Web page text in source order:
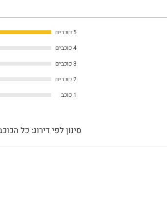
5 כוכבים
4 כוכבים
3 כוכבים
2 כוכבים
1 כוכב
סינון לפי דירוג: כל